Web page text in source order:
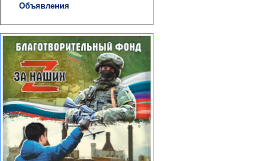
Объявления